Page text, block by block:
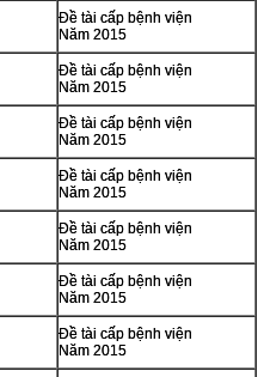
Đề tài cấp bệnh viện
Năm 2015
Đề tài cấp bệnh viện
Năm 2015
Đề tài cấp bệnh viện
Năm 2015
Đề tài cấp bệnh viện
Năm 2015
Đề tài cấp bệnh viện
Năm 2015
Đề tài cấp bệnh viện
Năm 2015
Đề tài cấp bệnh viện
Năm 2015